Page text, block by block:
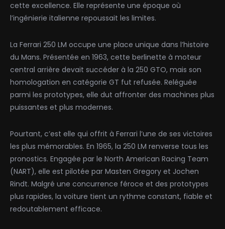
cette excellence. Elle représente une époque où
l’ingénierie italienne repoussait les limites.
La Ferrari 250 LM occupe une place unique dans l’histoire
du Mans. Présentée en 1963, cette berlinette à moteur
central arrière devait succéder à la 250 GTO, mais son
homologation en catégorie GT fut refusée. Reléguée
parmi les prototypes, elle dut affronter des machines plus
puissantes et plus modernes.
Pourtant, c’est elle qui offrit à Ferrari l’une de ses victoires
les plus mémorables. En 1965, la 250 LM renverse tous les
pronostics. Engagée par le North American Racing Team
(NART), elle est pilotée par Masten Gregory et Jochen
Rindt. Malgré une concurrence féroce et des prototypes
plus rapides, la voiture tient un rythme constant, fiable et
redoutablement efficace.